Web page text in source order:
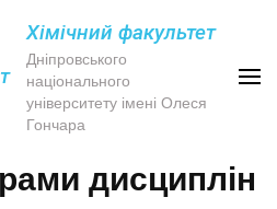
Хімічний факультет
Дніпровського
національного
університету імені Олеся
Гончара
дисциплін